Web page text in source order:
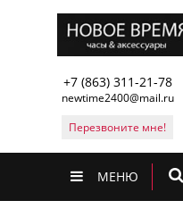
+7 (863) 311-21-78
newtime2400@mail.ru
Перезвоните мне!
МЕНЮ